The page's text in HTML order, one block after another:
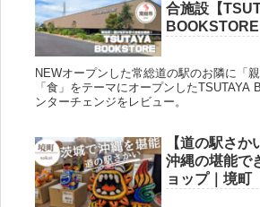
合施設【
NEWオープンした常総道の駅のお隣に「親
「食」をテーマにオープンしたTSUTAYA
ンターチェンジをレビュー。
【道の駅さか
沖縄の堪能で
ョップ｜境町